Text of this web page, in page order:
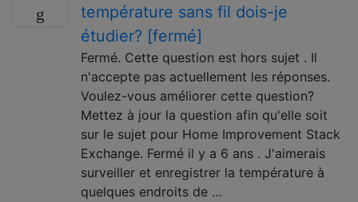
température sans fil dois-je
étudier? [fermé]
Fermé. Cette question est hors sujet . Il
n'accepte pas actuellement les réponses.
Voulez-vous améliorer cette question?
Mettez à jour la question afin qu'elle soit
sur le sujet pour Home Improvement Stack
Exchange. Fermé il y a 6 ans . J'aimerais
surveiller et enregistrer la température à
quelques endroits de …